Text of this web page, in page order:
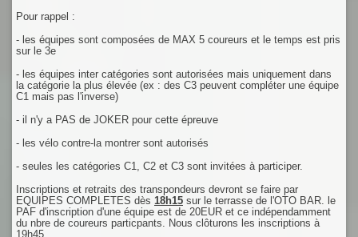
Pour rappel :
- les équipes sont composées de MAX 5 coureurs et le temps est pris
sur le 3e
- les équipes inter catégories sont autorisées mais uniquement dans
la catégorie la plus élevée (ex : des C3 peuvent compléter une équipe
C1 mais pas l'inverse)
- il n'y a PAS de JOKER pour cette épreuve
- les vélo contre-la montrer sont autorisés
- seules les catégories C1, C2 et C3 sont invitées à participer.
Inscriptions et retraits des transpondeurs devront se faire par
EQUIPES COMPLETES dès 18h15 sur le terrasse de l'OTO BAR. le
PAF d'inscription d'une équipe est de 20EUR et ce indépendamment
du nbre de coureurs particpants. Nous clôturons les inscriptions à
19h45.